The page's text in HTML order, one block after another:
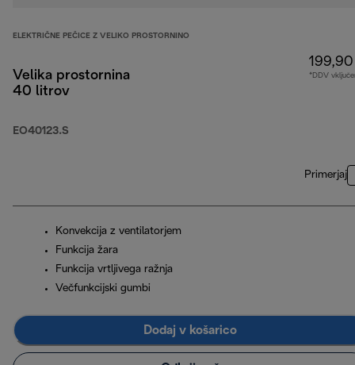
ELEKTRIČNE PEČICE Z VELIKO PROSTORNINO
Velika prostornina
40 litrov
EO40123.S
*DDV
Primerjaj
Konvekcija z ventilatorjem
Funkcija žara
Funkcija vrtljivega ražnja
Večfunkcijski gumbi
Dodaj v košarico